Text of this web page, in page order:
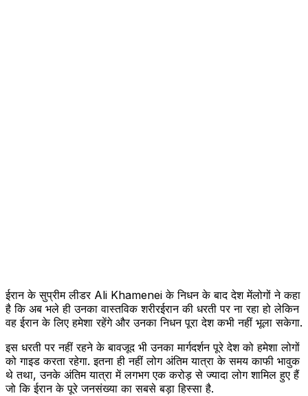
ईरान के सुप्रीम लीडर Ali Khamenei के निधन के बाद देश मेंलोगों ने कहा
है कि अब भले ही उनका वास्तविक शरीरईरान की धरती पर ना रहा हो लेकिन
वह ईरान के लिए हमेशा रहेंगे और उनका निधन पूरा देश कभी नहीं भूला सकेगा.
इस धरती पर नहीं रहने के बावजूद भी उनका मार्गदर्शन पूरे देश को हमेशा लोगों
को गाइड करता रहेगा. इतना ही नहीं लोग अंतिम यात्रा के समय काफी भावुक
थे तथा, उनके अंतिम यात्रा में लगभग एक करोड़ से ज्यादा लोग शामिल हुए हैं
जो कि ईरान के पूरे जनसंख्या का सबसे बड़ा हिस्सा है.